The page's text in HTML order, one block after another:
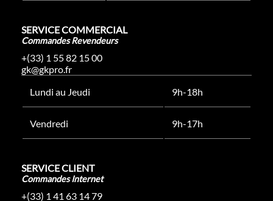
SERVICE COMMERCIAL
Commandes Revendeurs
+(33) 1 55 82 15 00
gk@gkpro.fr
Lundi au Jeudi
9h-18h
Vendredi 9h-17h
SERVICE CLIENT
Commandes Internet
+(33) 1 41 63 14 79